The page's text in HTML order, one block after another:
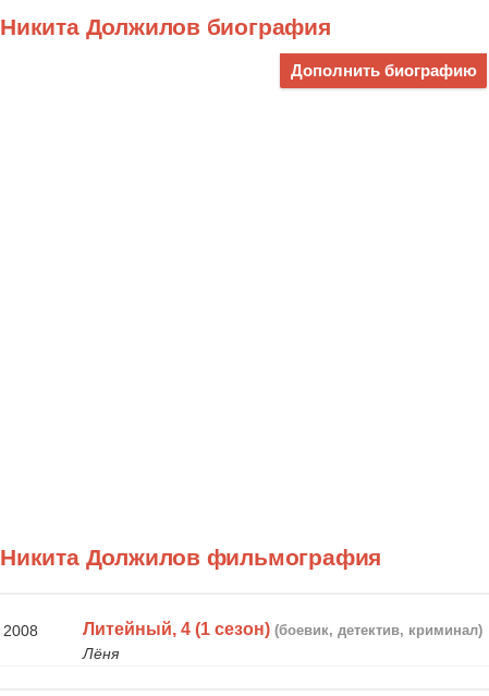
Никита Должилов биография
Дополнить биографию
Никита Должилов фильмография
2008 Литейный, 4 (1 сезон) (боевик, детектив, криминал)
Лёня